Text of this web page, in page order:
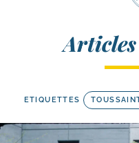
ETIQUETTES